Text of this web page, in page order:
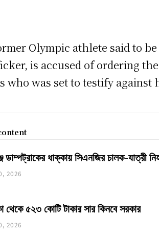
Olympic athlete said to be
is accused of ordering the
who was set to testify against
ডাম্পট্রাকের ধাক্কায় সিএনজির চালক-যাত্রী
2026
৫২৩ কোটি টাকার সার কিনবে সরকার
2026